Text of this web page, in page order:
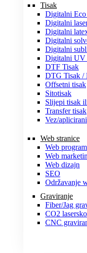
Tisak
Digitalni Eco
Digitalni
Digitalni
Digitalni
Digitalni
Digitalni UV
DTF Tisak
DTG Tisak /
Offsetni tisak
Sitotisak
Slijepi tisak
Transfer tisak
Vez/
Web stranice
Web
Web
Web dizajn
SEO
Održavanje
Graviranje
Fiber/Jag
CO2
CNC